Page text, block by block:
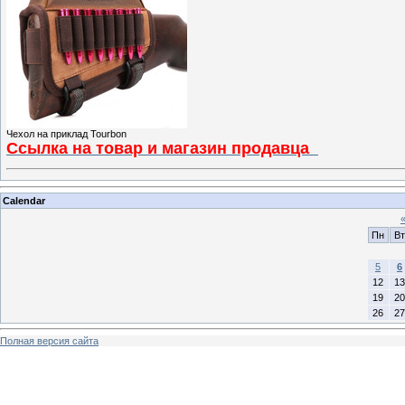
Чехол на приклад Tourbon
Ссылка на товар и магазин продавца
Calendar
«
Пн
Вт
5
6
12
13
19
20
26
27
Полная версия сайта